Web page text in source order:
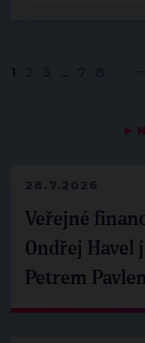
▶
28.7.2026
Veřejné
Ondřej Havel
Petrem
1 ...